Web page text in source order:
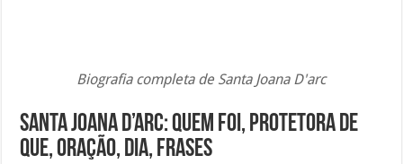
Biografia completa de Santa Joana D'arc
Santa Joana D’Arc: quem foi, protetora de
que, oração, dia, frases